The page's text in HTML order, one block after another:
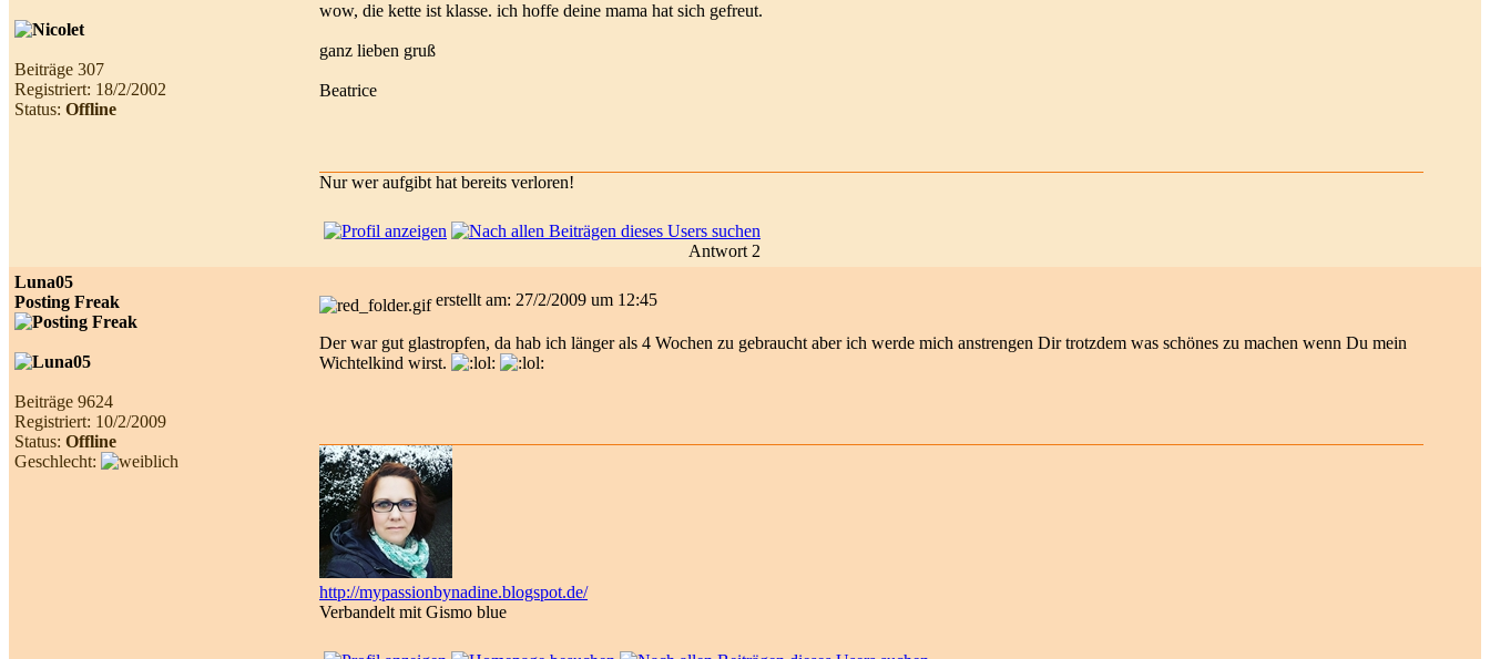
Beiträge 307
Registriert: 18/2/2002
Status: Offline
wow, die kette ist klasse. ich hoffe deine mama hat sich gefreut.
ganz lieben gruß
Beatrice
Nur wer aufgibt hat bereits verloren!
Antwort 2
Luna05
Posting Freak
Beiträge 9624
Registriert: 10/2/2009
Status: Offline
Geschlecht:
erstellt am: 27/2/2009 um 12:45
Der war gut glastropfen, da hab ich länger als 4 Wochen zu gebraucht aber ich werde mich anstrengen Dir trotzdem was schönes zu machen wenn Du mein
Wichtelkind wirst.
http://mypassionbynadine.blogspot.de/
Verbandelt mit Gismo blue